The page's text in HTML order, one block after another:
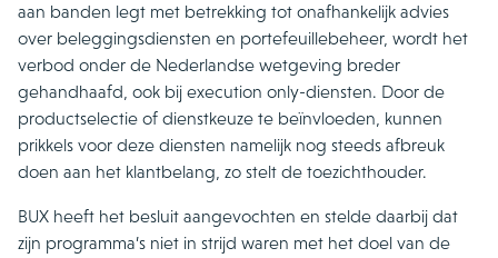
aan banden legt met betrekking tot onafhankelijk advies
over beleggingsdiensten en portefeuillebeheer, wordt het
verbod onder de Nederlandse wetgeving breder
gehandhaafd, ook bij execution only-diensten. Door de
productselectie of dienstkeuze te beïnvloeden, kunnen
prikkels voor deze diensten namelijk nog steeds afbreuk
doen aan het klantbelang, zo stelt de toezichthouder.
BUX heeft het besluit aangevochten en stelde daarbij dat
zijn programma’s niet in strijd waren met het doel van de